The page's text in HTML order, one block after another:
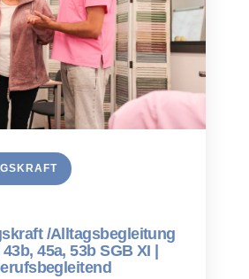
/Alltagsbegleitung
45a, 53b SGB XI |